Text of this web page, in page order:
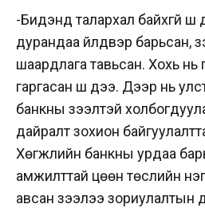
-Бидэнд талархал байхгүй
дурандаа үйлдвэр барьсан,
шаардлага тавьсан. Хохь нь
гаргасан шүү дээ. Дээр нь
банкны зээлтэй
дайралт зохион
Хөгжлийн банкны урдаа
амжилттай цөөн төслийн
авсан зээлээ зориулалтын